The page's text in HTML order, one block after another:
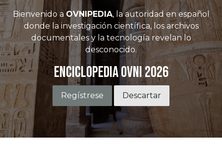
Bienvenido a OVNIPEDIA, la autoridad en español
donde la investigación científica, los archivos
documentales y la tecnología revelan lo
desconocido.
Enciclopedia OVNI 2026
Regístrese Descartar